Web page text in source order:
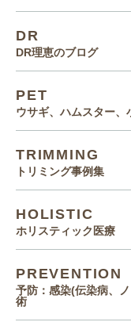
DR
DR理恵のブログ
PET
ウサギ、ハムスター、
TRIMMING
トリミング事例集
HOLISTIC
ホリスティック医療
PREVENTION
予防：感染(伝染病、
術